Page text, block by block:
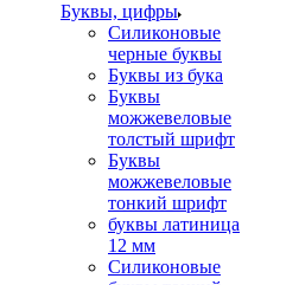
Буквы, цифры
Силиконовые
черные буквы
Буквы из бука
Буквы
можжевеловые
толстый шрифт
Буквы
можжевеловые
тонкий шрифт
буквы латиница
12 мм
Силиконовые